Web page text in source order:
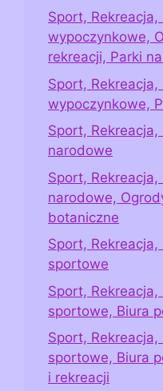
Sport,
wypoczynkowe,
rekreacji, Parki
Sport,
wypoczynkowe,
Sport,
narodowe
Sport,
narodowe,
botaniczne
Sport, Rekreacja,
sportowe
Sport, Rekreacja,
sportowe, Biura
Sport, Rekreacja,
sportowe, Biura
i rekreacji